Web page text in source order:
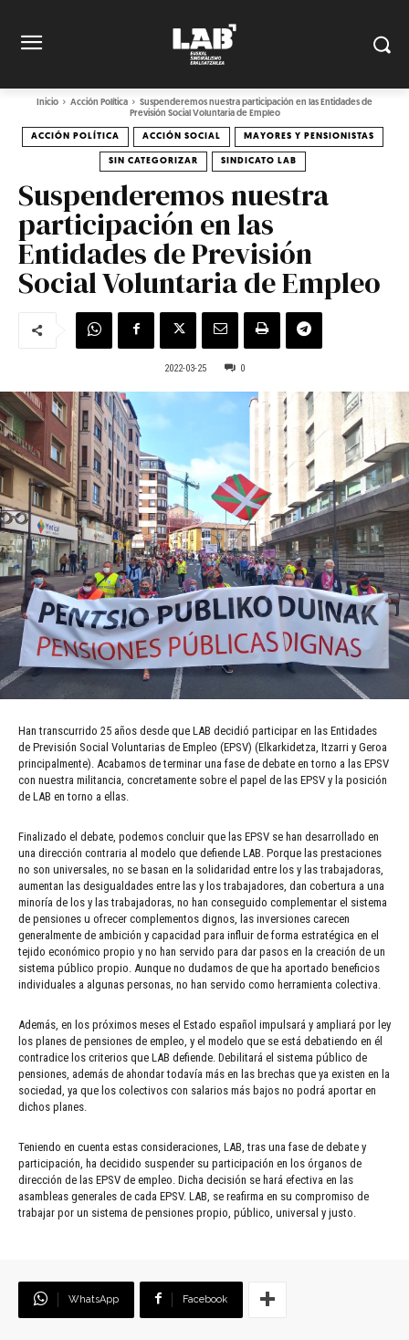
Inicio Acción Política
Suspenderemos nuestra participación en las Entidades de
Previsión Social Voluntaria de Empleo
ACCIÓN POLÍTICA ACCIÓN SOCIAL MAYORES Y PENSIONISTAS
SIN CATEGORIZAR SINDICATO LAB
Suspenderemos nuestra
participación en las
Entidades de Previsión
Social Voluntaria de Empleo
2022-03-25 0
Han transcurrido 25 años desde que LAB decidió participar en las Entidades
de Previsión Social Voluntarias de Empleo (EPSV) (Elkarkidetza, Itzarri y Geroa
principalmente). Acabamos de terminar una fase de debate en torno a las EPSV
con nuestra militancia, concretamente sobre el papel de las EPSV y la posición
de LAB en torno a ellas.
Finalizado el debate, podemos concluir que las EPSV se han desarrollado en
una dirección contraria al modelo que defiende LAB. Porque las prestaciones
no son universales, no se basan en la solidaridad entre los y las trabajadoras,
aumentan las desigualdades entre las y los trabajadores, dan cobertura a una
minoría de los y las trabajadoras, no han conseguido complementar el sistema
de pensiones u ofrecer complementos dignos, las inversiones carecen
generalmente de ambición y capacidad para influir de forma estratégica en el
tejido económico propio y no han servido para dar pasos en la creación de un
sistema público propio. Aunque no dudamos de que ha aportado beneficios
individuales a algunas personas, no han servido como herramienta colectiva.
Además, en los próximos meses el Estado español impulsará y ampliará por ley
los planes de pensiones de empleo, y el modelo que se está debatiendo en él
contradice los criterios que LAB defiende. Debilitará el sistema público de
pensiones, además de ahondar todavía más en las brechas que ya existen en la
sociedad, ya que los colectivos con salarios más bajos no podrá aportar en
dichos planes.
Teniendo en cuenta estas consideraciones, LAB, tras una fase de debate y
participación, ha decidido suspender su participación en los órganos de
dirección de las EPSV de empleo. Dicha decisión se hará efectiva en las
asambleas generales de cada EPSV. LAB, se reafirma en su compromiso de
trabajar por un sistema de pensiones propio, público, universal y justo.
WhatsApp Facebook